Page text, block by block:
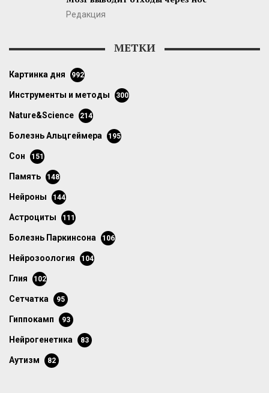
Редакция
МЕТКИ
картинка дня 992
инструменты и методы 300
Nature&Science 214
болезнь Альцгеймера 195
сон 151
память 148
нейроны 144
астроциты 111
болезнь Паркинсона 106
нейрозоология 104
глия 102
сетчатка 95
гиппокамп 93
нейрогенетика 83
аутизм 82